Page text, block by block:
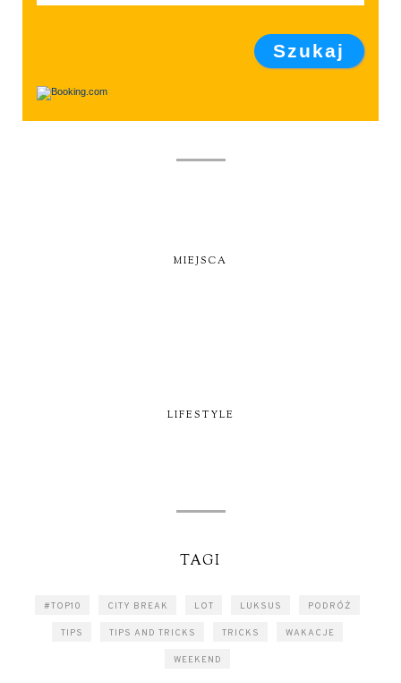
MIEJSCA
LIFESTYLE
TAGI
#TOP10 CITY BREAK LOT LUKSUS PODRÓŻ
TIPS TIPS AND TRICKS TRICKS WAKACJE
WEEKEND